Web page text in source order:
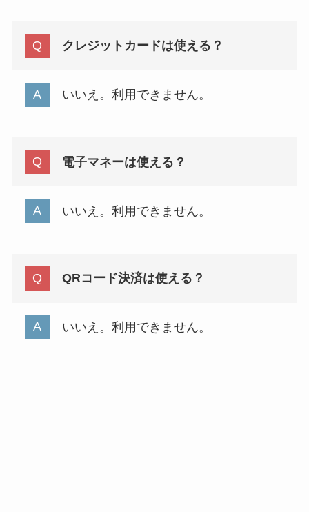
クレジットカードは使える？
いいえ。利用できません。
電子マネーは使える？
いいえ。利用できません。
QRコード決済は使える？
いいえ。利用できません。